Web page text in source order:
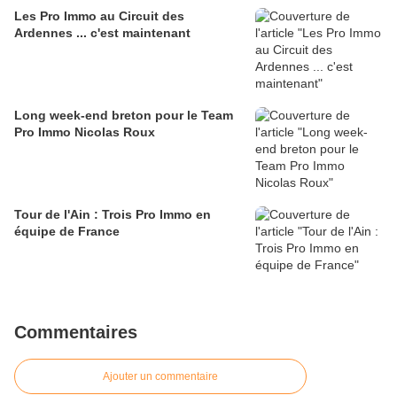
Les Pro Immo au Circuit des
Ardennes ... c'est maintenant
Long week-end breton pour le Team
Pro Immo Nicolas Roux
Tour de l'Ain : Trois Pro Immo en
équipe de France
Commentaires
Ajouter un commentaire